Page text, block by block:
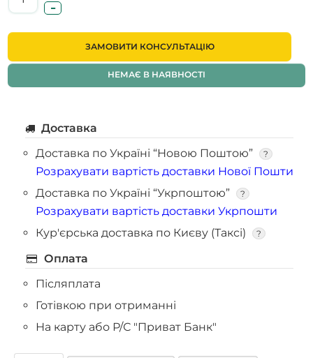
ЗАМОВИТИ КОНСУЛЬТАЦІЮ
НЕМАЄ В НАЯВНОСТІ
Доставка
Доставка по Україні “Новою Поштою”
?
Розрахувати вартість доставки Нової Пошти
Доставка по Україні “Укрпоштою”
?
Розрахувати вартість доставки Укрпошти
Кур'єрська доставка по Києву (Таксі)
?
Оплата
Післяплата
Готівкою при отриманні
На карту або Р/С "Приват Банк"